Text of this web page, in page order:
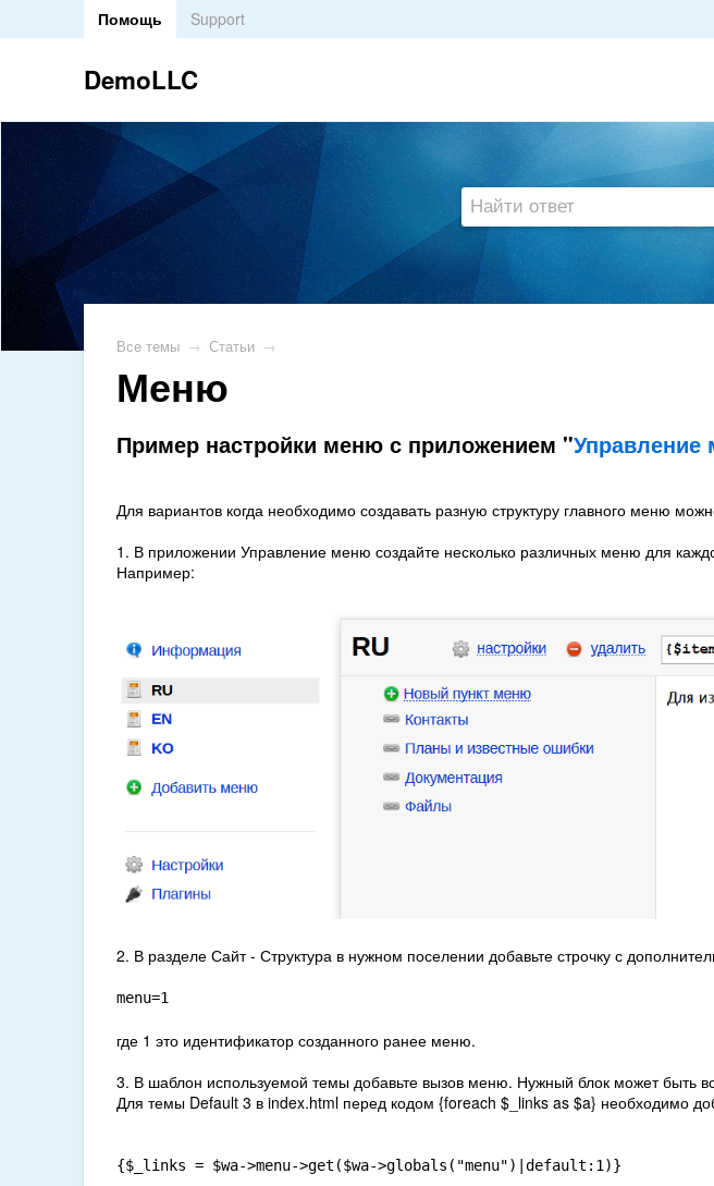
Помощь Support
DemoLLC
Все темы → Статьи →
Меню
Пример настройки меню с приложением "Управление
Для вариантов когда необходимо создавать разную структуру главного меню
1. В приложении Управление меню создайте несколько различных меню для
Например:
2. В разделе Сайт - Структура в нужном поселении добавьте строчку с
menu=1
где 1 это идентификатор созданного ранее меню.
3. В шаблон используемой темы добавьтевызов меню. Нужный блок может быть
Для темы Default 3 в index.html перед кодом {foreach $_links as $a} необходимо
{$_links = $wa->menu->get($wa->globals("menu")|default:1)}